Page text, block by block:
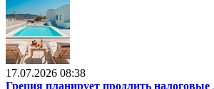
17.07.2026 08:38
Греция планирует продлить налоговые